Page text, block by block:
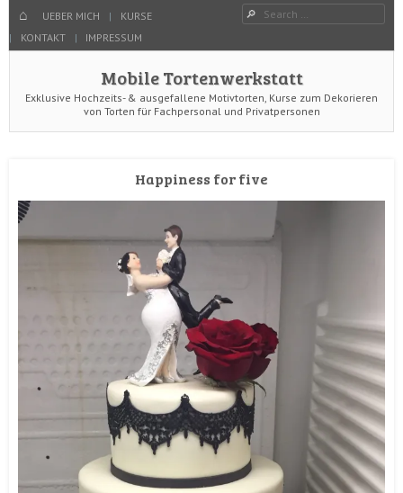
HOME
Menu
SKIP TO CONTENT
UEBER MICH
KURSE
KONTAKT
IMPRESSUM
Search
Mobile Tortenwerkstatt
Exklusive Hochzeits- & ausgefallene Motivtorten, Kurse zum Dekorieren
von Torten für Fachpersonal und Privatpersonen
Happiness for five